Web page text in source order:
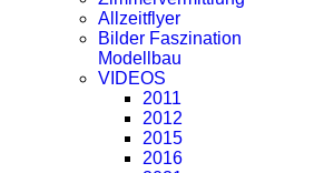
Allzeitflyer
Bilder Faszination
Modellbau
VIDEOS
2011
2012
2015
2016